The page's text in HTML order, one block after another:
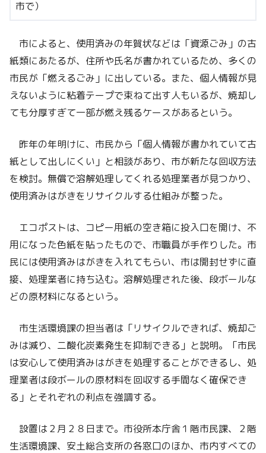
市で）
市によると、使用済みの年賀状などは「資源ごみ」の古
紙類にあたるが、住所や氏名が書かれているため、多くの
市民が「燃えるごみ」に出している。また、個人情報が見
えないように粘着テープで束ねて出す人もいるが、焼却し
ても分厚すぎて一部が燃え残るケースがあるという。
昨年の年明けに、市民から「個人情報が書かれていて古
紙として出しにくい」と相談があり、市が新たな回収方法
を検討。無償で溶解処理してくれる処理業者が見つかり、
使用済みはがきをリサイクルする仕組みが整った。
エコポストは、コピー用紙の空き箱に投入口を開け、不
用になった色紙を貼ったもので、市職員が手作りした。市
民には使用済みはがきを入れてもらい、市は開封せずに直
接、処理業者に持ち込む。溶解処理された後、段ボールな
どの原材料になるという。
市生活環境課の担当者は「リサイクルできれば、焼却ご
みは減り、二酸化炭素発生を抑制できる」と説明。「市民
は安心して使用済みはがきを処理することができるし、処
理業者は段ボールの原材料を回収する手間なく確保でき
る」とそれぞれの利点を強調する。
設置は２月２８日まで。市役所本庁舎１階市民課、２階
生活環境課、安土総合支所の各窓口のほか、市内すべての